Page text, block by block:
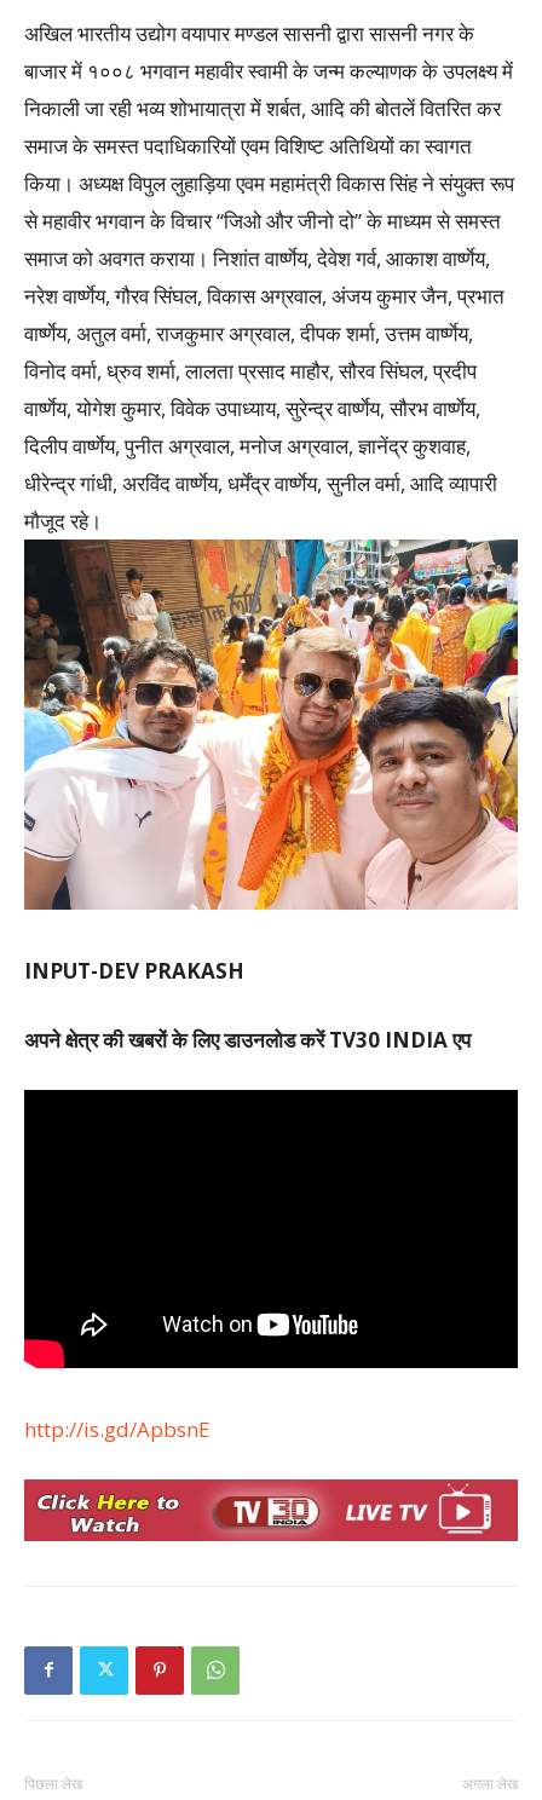
अखिल भारतीय उद्योग वयापार मण्डल सासनी द्वारा सासनी नगर के
बाजार में १००८ भगवान महावीर स्वामी के जन्म कल्याणक के उपलक्ष्य में
निकाली जा रही भव्य शोभायात्रा में शर्बत, आदि की बोतलें वितरित कर
समाज के समस्त पदाधिकारियों एवम विशिष्ट अतिथियों का स्वागत
किया। अध्यक्ष विपुल लुहाड़िया एवम महामंत्री विकास सिंह ने संयुक्त रूप
से महावीर भगवान के विचार “जिओ और जीनो दो” के माध्यम से समस्त
समाज को अवगत कराया। निशांत वार्ष्णेय, देवेश गर्व, आकाश वार्ष्णेय,
नरेश वार्ष्णेय, गौरव सिंघल, विकास अग्रवाल, अंजय कुमार जैन, प्रभात
वार्ष्णेय, अतुल वर्मा, राजकुमार अग्रवाल, दीपक शर्मा, उत्तम वार्ष्णेय,
विनोद वर्मा, ध्रुव शर्मा, लालता प्रसाद माहौर, सौरव सिंघल, प्रदीप
वार्ष्णेय, योगेश कुमार, विवेक उपाध्याय, सुरेन्द्र वार्ष्णेय, सौरभ वार्ष्णेय,
दिलीप वार्ष्णेय, पुनीत अग्रवाल, मनोज अग्रवाल, ज्ञानेंद्र कुशवाह,
धीरेन्द्र गांधी, अरविंद वार्ष्णेय, धर्मेंद्र वार्ष्णेय, सुनील वर्मा, आदि व्यापारी
मौजूद रहे।
INPUT-DEV PRAKASH
अपने क्षेत्र की खबरों के लिए डाउनलोड करें TV30 INDIA एप
http://is.gd/ApbsnE
पिछला लेख अगला लेख